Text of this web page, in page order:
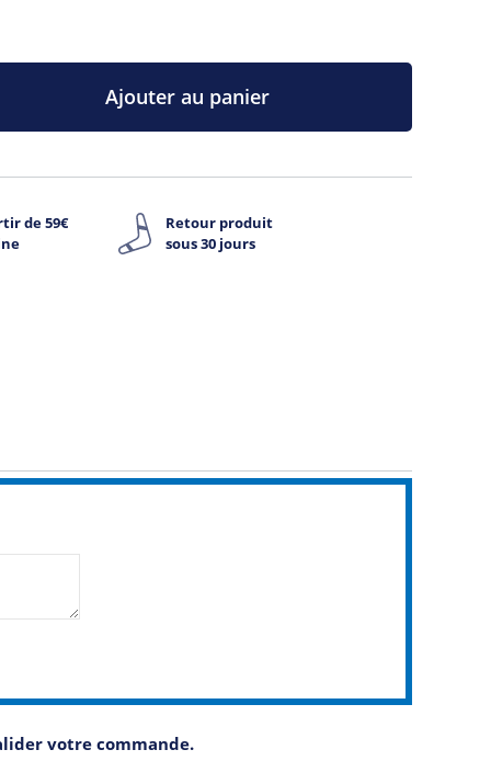
Ajouter au panier
de 59€
Retour produit
sous 30 jours
votre commande.